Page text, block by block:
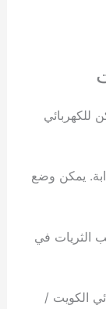
للكهربائي
يمكن وضع
الثريات في
الكويت /